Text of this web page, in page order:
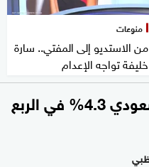
منوعات
من الاستديو إلى المفتي.. سارة
خليفة تواجه الإعدام
انكماش الناتج المحلي السعودي 4.3% في الربع